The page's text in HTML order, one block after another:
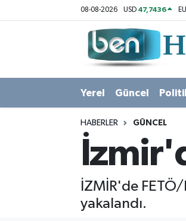
08-08-2026 USD 47,7436
Yerel Güncel
HABERLER GÜNCEL
İZMİR'de
yakalandı.
Politika
Hava Durumu
Süper Lig Puan Durumu ve
Tüm Manşetler
Son Dakika Haberleri